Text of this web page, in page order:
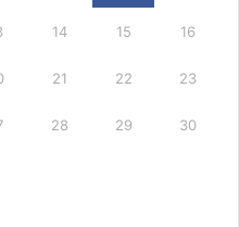
14 15 16
21 22 23
28 29 30